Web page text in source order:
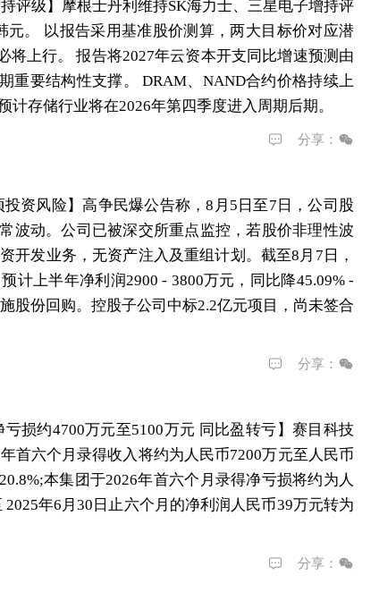
评级】 摩根士丹利维持SK海力士、三星电子增持评
元。 以报告采用基准股价测算，两大目标价对应潜
将上行。 报告将2027年云资本开支同比增速预测由
重要结构性支撑。 DRAM、NAND合约价格持续上
存储行业将在2026年第四季度进入周期后期。
分享：
投资风险】高争民爆公告称，8月5日至7日，公司股
波动。公司已被深交所重点监控，若股价非理性波
开发业务，无资产注入及重组计划。截至8月7日，
计上半年净利润2900 - 3800万元，同比降45.09% -
股份回购。控股子公司中标2.2亿元项目，尚未签合
分享：
损约4700万元至5100万元 同比盈转亏】 赛目科技
首六个月录得收入将约为人民币7200万元至人民币
本集团于2026年首六个月录得净亏损将约为人
年6月30日止六个月的净利润人民币39万元转为
分享：